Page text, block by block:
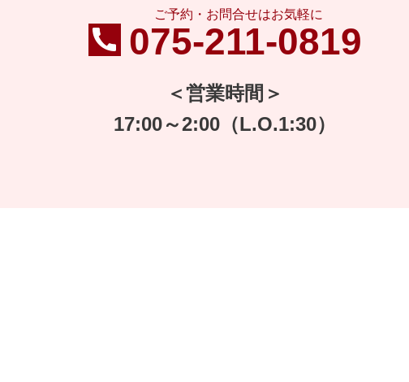
ご予約・お問合せはお気軽に
075-211-0819
＜営業時間＞
17:00～2:00（L.O.1:30）